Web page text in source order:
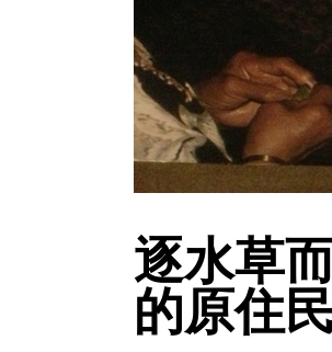
逐水草
的原住